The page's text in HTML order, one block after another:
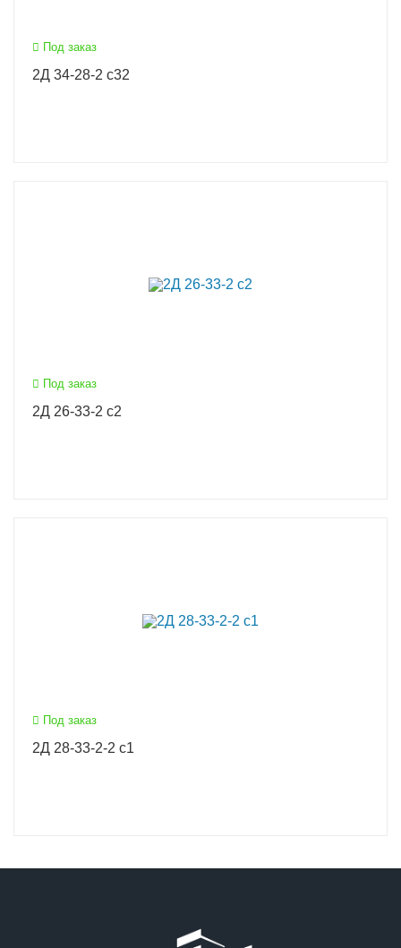
Под заказ
2Д 34-28-2 с32
Под заказ
2Д 26-33-2 с2
Под заказ
2Д 28-33-2-2 с1